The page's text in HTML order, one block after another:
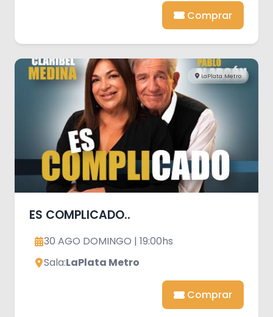
Comprar
LaPlata Metro
ES COMPLICADO..
30 AGO DOMINGO | 19:00hs
Sala:LaPlata Metro
Comprar